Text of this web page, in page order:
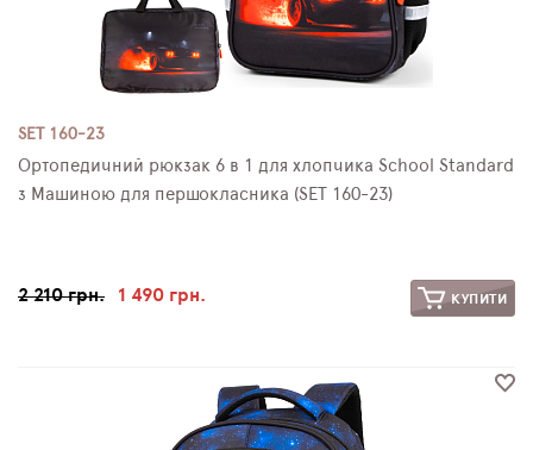
SET 160-23
Ортопедичний рюкзак 6 в 1 для хлопчика School Standard
з Машиною для першокласника (SET 160-23)
2 210 грн. 1 490 грн. КУПИТИ